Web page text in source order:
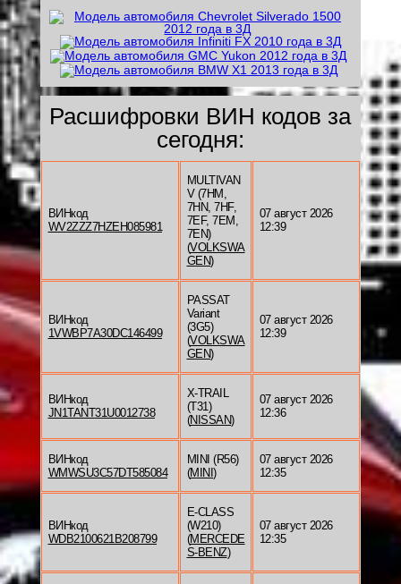
Расшифровки ВИН кодов за
сегодня:
ВИНкод
WV2ZZZ7HZEH085981
MULTIVAN
V (7HM,
7HN, 7HF,
7EF, 7EM,
7EN)
(VOLKSWA
GEN)
07 август 2026
12:39
ВИНкод
1VWBP7A30DC146499
PASSAT
Variant
(3G5)
(VOLKSWA
GEN)
07 август 2026
12:39
ВИНкод
JN1TANT31U0012738
X-TRAIL
(T31)
(NISSAN)
07 август 2026
12:36
ВИНкод
WMWSU3C57DT585084
MINI (R56)
(MINI )
07 август 2026
12:35
ВИНкод
WDB2100621B208799
E-CLASS
(W210)
(MERCEDE
S-BENZ)
07 август 2026
12:35